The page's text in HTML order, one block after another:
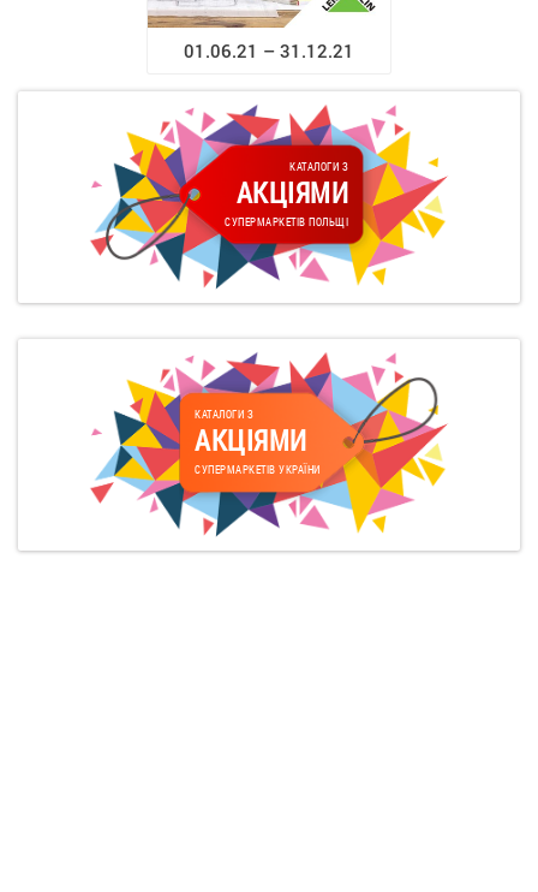
01.06.21 – 31.12.21
КАТАЛОГИ З
АКЦІЯМИ
СУПЕРМАРКЕТІВ ПОЛЬЩІ
КАТАЛОГИ З
АКЦІЯМИ
СУПЕРМАРКЕТІВ УКРАЇНИ